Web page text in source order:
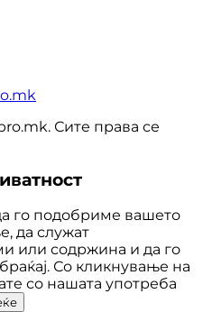
Сите права се
го подобриме вашето
да служат
или содржина и да го
Со кликнување на
со нашата употреба